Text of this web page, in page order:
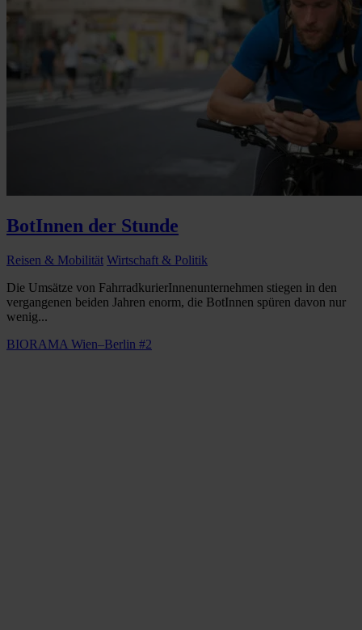
BotInnen der Stunde
Reisen & Mobilität Wirtschaft & Politik
Die Umsätze von FahrradkurierInnenunternehmen stiegen in den
vergangenen beiden Jahren enorm, die BotInnen spüren davon nur
wenig...
BIORAMA Wien–Berlin #2